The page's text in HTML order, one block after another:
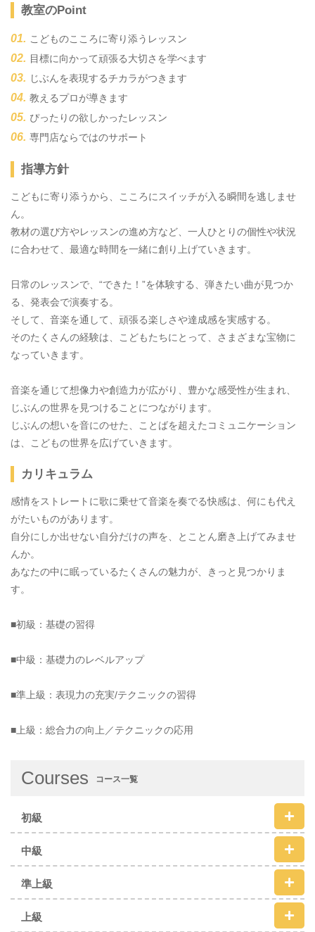
教室のPoint
こどものこころに寄り添うレッスン
目標に向かって頑張る大切さを学べます
じぶんを表現するチカラがつきます
教えるプロが導きます
ぴったりの欲しかったレッスン
専門店ならではのサポート
指導方針
こどもに寄り添うから、こころにスイッチが入る瞬間を逃しませ
ん。
教材の選び方やレッスンの進め方など、一人ひとりの個性や状況
に合わせて、最適な時間を一緒に創り上げていきます。
日常のレッスンで、“できた！”を体験する、弾きたい曲が見つか
る、発表会で演奏する。
そして、音楽を通して、頑張る楽しさや達成感を実感する。
そのたくさんの経験は、こどもたちにとって、さまざまな宝物に
なっていきます。
音楽を通じて想像力や創造力が広がり、豊かな感受性が生まれ、
じぶんの世界を見つけることにつながります。
じぶんの想いを音にのせた、ことばを超えたコミュニケーション
は、こどもの世界を広げていきます。
カリキュラム
感情をストレートに歌に乗せて音楽を奏でる快感は、何にも代え
がたいものがあります。
自分にしか出せない自分だけの声を、とことん磨き上げてみませ
んか。
あなたの中に眠っているたくさんの魅力が、きっと見つかりま
す。
■初級：基礎の習得
■中級：基礎力のレベルアップ
■準上級：表現力の充実/テクニックの習得
■上級：総合力の向上／テクニックの応用
Courses コース一覧
初級
中級
準上級
上級